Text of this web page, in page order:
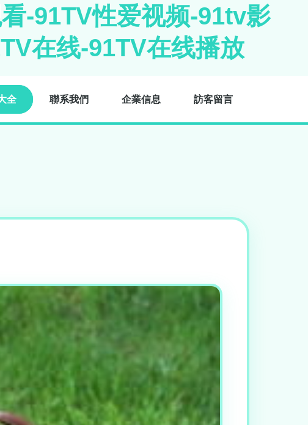
-91TV性爱视频-91tv影
在线-91TV在线播放
全 聯系我們 企業信息 訪客留言